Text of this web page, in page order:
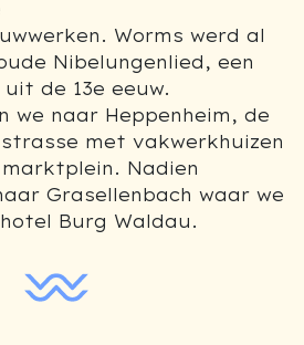
Worms werd al
Nibelungenlied, een
de 13e eeuw.
we naar Heppenheim, de
met vakwerkhuizen
Nadien
Grasellenbach waar we
Burg Waldau.